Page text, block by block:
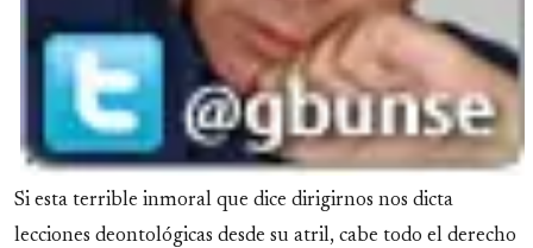
Si esta terrible inmoral que dice dirigirnos nos dicta
lecciones deontológicas desde su atril, cabe todo el derecho